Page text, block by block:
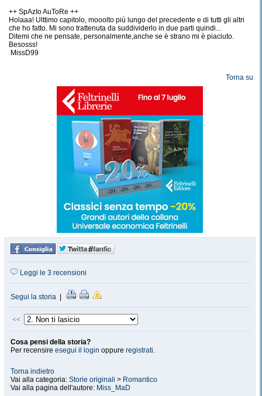
++ SpAzIo AuToRe ++
Holaaa! Ulttimo capitolo, mooolto più lungo del precedente e di tutti gli altri
che ho fatto. Mi sono trattenuta da suddividerlo in due parti quindi...
Ditemi che ne pensate, personalmente,anche se è strano mi è piaciuto.
Besosss!
MissD99
Torna su
Leggi le 3 recensioni
Segui la storia
<<
Cosa pensi della storia?
Per recensire esegui il login oppure registrati.
Torna indietro
Vai alla categoria: Storie originali > Romantico
Vai alla pagina dell'autore: Miss_MaD